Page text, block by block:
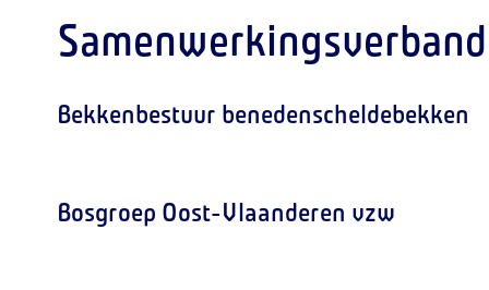
Overzicht
Bekkenbestuur benedenscheldebekken
Bosgroep Oost-Vlaanderen vzw